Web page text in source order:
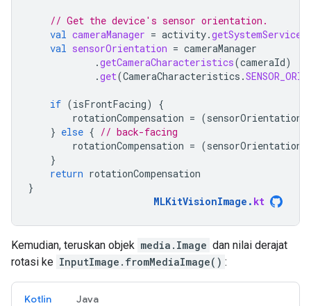
// Get the device's sensor orientation.
val cameraManager = activity.getSystemService
val sensorOrientation = cameraManager
.getCameraCharacteristics(cameraId)
.get(CameraCharacteristics .
if (isFrontFacing)
{
rotationCompensation = (sensorOrientation
} else { // back-facing
rotationCompensation = (sensorOrientation
}
return rotationCompensation
}
MLKitVisionImage . kt
Kemudian, teruskan objek media.Image dan nilai derajat
rotasi ke InputImage.fromMediaImage() :
Kotlin Java